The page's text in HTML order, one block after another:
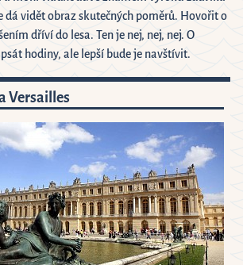
dá vidět obraz skutečných poměrů. Hovořit o
dříví do lesa. Ten je nej, nej, nej. O
hodiny, ale lepší bude je navštívit.
Versailles